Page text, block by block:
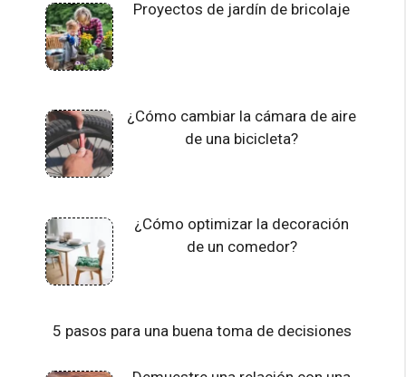
Proyectos de jardín de bricolaje
¿Cómo cambiar la cámara de aire
de una bicicleta?
¿Cómo optimizar la decoración
de un comedor?
5 pasos para una buena toma de decisiones